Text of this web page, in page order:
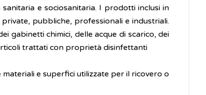
e sociosanitaria. I prodotti inclusi in
pubbliche, professionali e industriali.
gabinetti chimici, delle acque di scarico, dei
trattati con proprietà disinfettanti
e superfici utilizzate per il ricovero o